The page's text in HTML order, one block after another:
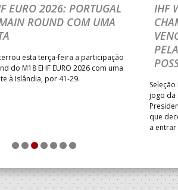
EURO 2026: PORTUGAL
ROUND COM UMA
esta terça-feira a participação
do M18 EHF EURO 2026 com uma
à Islândia, por 41-29.
IHF
jogo da
que
a
1 2 3 4 5 6 7